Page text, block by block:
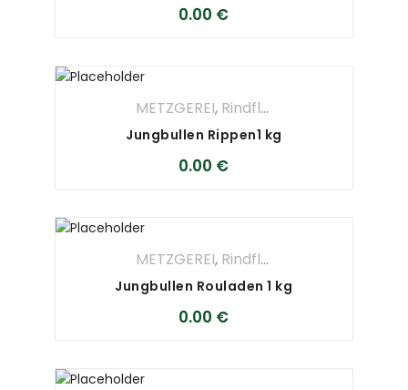
0.00 €
METZGEREI, Rindfleisch
Jungbullen Rippen1 kg
0.00 €
METZGEREI, Rindfleisch
Jungbullen Rouladen 1 kg
0.00 €